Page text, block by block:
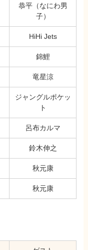
恭平（なにわ男
子）
HiHi Jets
錦鯉
竜星涼
ジャングルポケッ
ト
呂布カルマ
鈴木伸之
秋元康
秋元康